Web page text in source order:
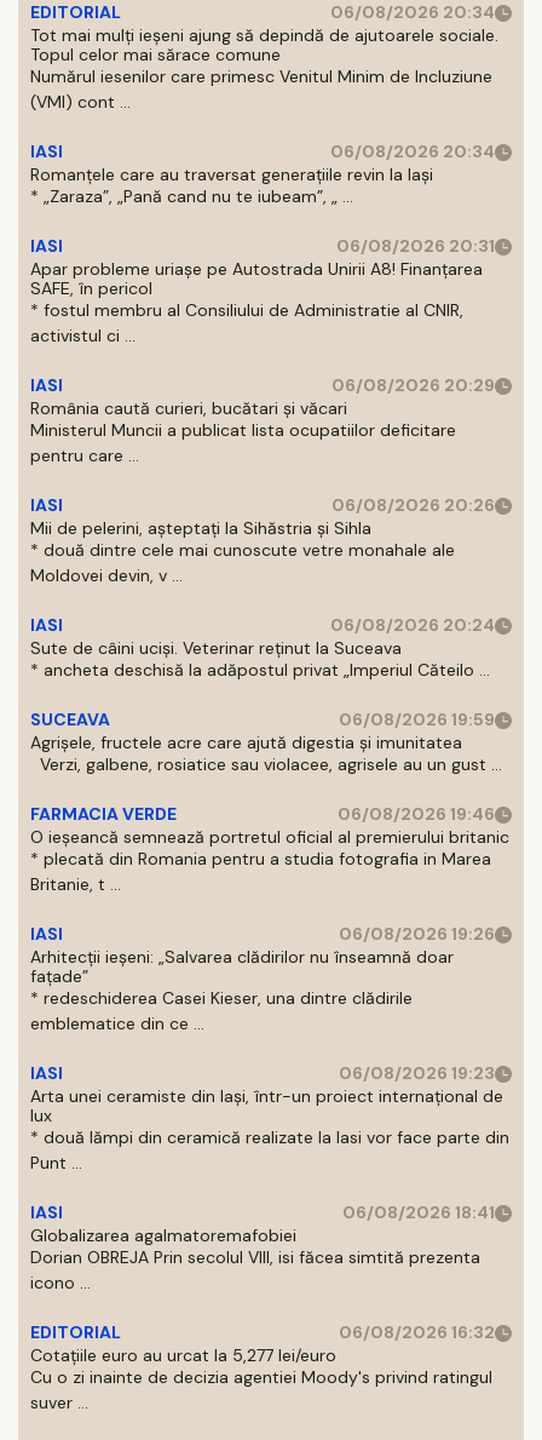
EDITORIAL
06/08/2026 20:34
Tot mai mulți ieșeni ajung să depindă de ajutoarele sociale.
Topul celor mai sărace comune
Numărul iesenilor care primesc Venitul Minim de Incluziune
(VMI) cont ...
IASI
06/08/2026 20:34
Romanțele care au traversat generațiile revin la Iași
* „Zaraza”, „Pană cand nu te iubeam”, „ ...
IASI
06/08/2026 20:31
Apar probleme uriașe pe Autostrada Unirii A8! Finanțarea
SAFE, în pericol
* fostul membru al Consiliului de Administratie al CNIR,
activistul ci ...
IASI
06/08/2026 20:29
România caută curieri, bucătari și văcari
Ministerul Muncii a publicat lista ocupatiilor deficitare
pentru care ...
IASI
06/08/2026 20:26
Mii de pelerini, așteptați la Sihăstria și Sihla
* două dintre cele mai cunoscute vetre monahale ale
Moldovei devin, v ...
IASI
06/08/2026 20:24
Sute de câini uciși. Veterinar reținut la Suceava
* ancheta deschisă la adăpostul privat „Imperiul Căteilo ...
SUCEAVA
06/08/2026 19:59
Agrișele, fructele acre care ajută digestia și imunitatea
Verzi, galbene, rosiatice sau violacee, agrisele au un gust ...
FARMACIA VERDE
06/08/2026 19:46
O ieșeancă semnează portretul oficial al premierului britanic
* plecată din Romania pentru a studia fotografia in Marea
Britanie, t ...
IASI
06/08/2026 19:26
Arhitecții ieșeni: „Salvarea clădirilor nu înseamnă doar
fațade”
* redeschiderea Casei Kieser, una dintre clădirile
emblematice din ce ...
IASI
06/08/2026 19:23
Arta unei ceramiste din Iași, într-un proiect internațional de
lux
* două lămpi din ceramică realizate la Iasi vor face parte din
Punt ...
IASI
06/08/2026 18:41
Globalizarea agalmatoremafobiei
Dorian OBREJA Prin secolul VIII, isi făcea simtită prezenta
icono ...
EDITORIAL
06/08/2026 16:32
Cotațiile euro au urcat la 5,277 lei/euro
Cu o zi inainte de decizia agentiei Moody's privind ratingul
suver ...